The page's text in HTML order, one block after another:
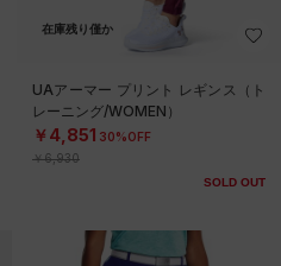
在庫残り僅か
UAアーマー プリント レギンス（ト
レーニング/WOMEN）
￥4,851 30%OFF
￥6,930
SOLD OUT